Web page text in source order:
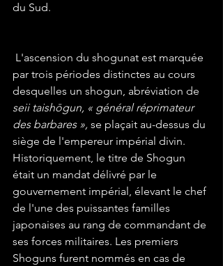
du Sud.
par trois périodes distinctes au cours
desquelles un shogun, abréviation de
seii taishōgun, « général réprimateur
des barbares », se plaçait au-dessus du
siège de l'empereur impérial divin.
Historiquement, le titre de Shogun
était un mandat délivré par le
gouvernement impérial, élevant le chef
de l'une des puissantes familles
japonaises au rang de commandant de
ses forces militaires. Les premiers
Shoguns furent nommés en cas de